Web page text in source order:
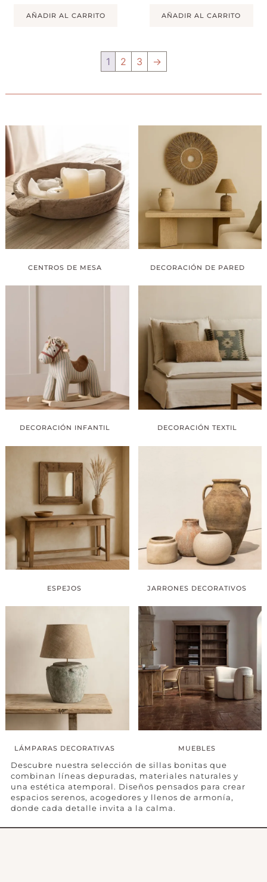
AÑADIR AL CARRITO AÑADIR AL CARRITO
1 2 3 →
CENTROS DE MESA DECORACIÓN DE PARED
DECORACIÓN INFANTIL DECORACIÓN TEXTIL
ESPEJOS JARRONES DECORATIVOS
LÁMPARAS DECORATIVAS MUEBLES
Descubre nuestra selección de sillas bonitas que
combinan líneas depuradas, materiales naturales y
una estética atemporal. Diseños pensados para crear
espacios serenos, acogedores y llenos de armonía,
donde cada detalle invita a la calma.